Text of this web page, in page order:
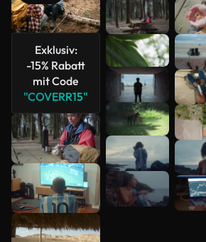
Exklusiv:
-15% Rabatt
mit Code
"COVERR15"